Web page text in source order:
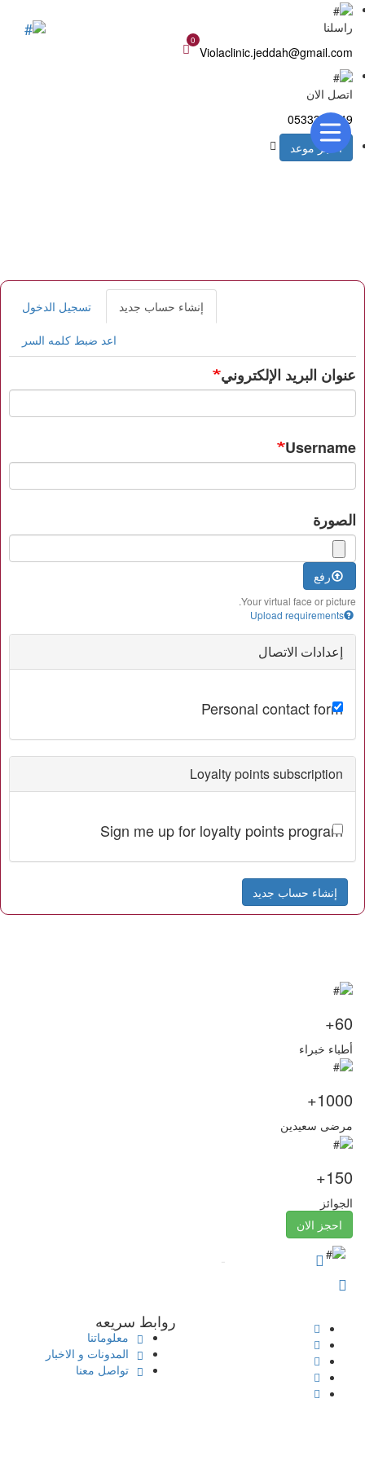
0
راسلنا
Violaclinic.jeddah@gmail.com
اتصل الان
0533314949
احجز موعد
تسجيل الدخول إنشاء حساب جديد (علامة
التبويب
النشطة)
اعد ضبط كلمه السر
عنوان البريد الإلكتروني
Username
الصورة
رفع
Your virtual face or picture.
Upload requirements
إعدادات الاتصال
Personal contact form
Loyalty points subscription
Sign me up for loyalty points program
إنشاء حساب جديد
60+
أطباء خبراء
1000+
مرضى سعيدين
150+
الجوائز
احجز الان
-
روابط سريعه
معلوماتنا
المدونات و الاخبار
تواصل معنا